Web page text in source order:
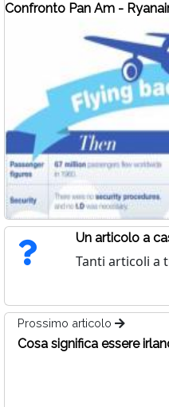
Confronto Pan Am -
Un articolo a
Tanti articoli a
Prossimo articolo
Cosa significa essere